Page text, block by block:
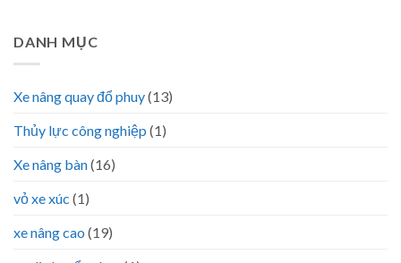
DANH MỤC
Xe nâng quay đổ phuy(13)
Thủy lực công nghiệp (1)
Xe nâng bàn(16)
vỏ xe xúc (1)
xe nâng cao (19)